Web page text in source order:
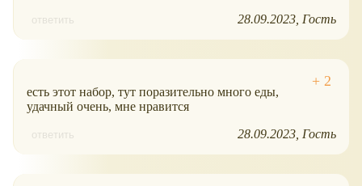
ответить 28.09.2023 Гость
есть этот набор, тут поразительно много еды,
удачный очень, мне нравится
ответить 28.09.2023 Гость